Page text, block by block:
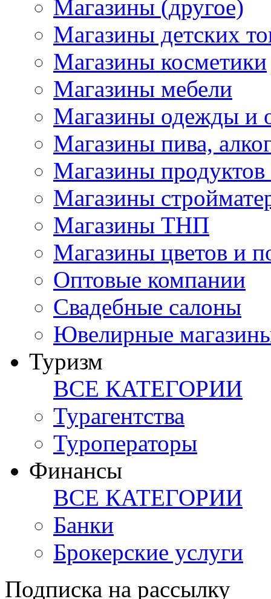
Магазины (другое)
Магазины детских
Магазины косметики
Магазины мебели
Магазины одежды и
Магазины пива,
Магазины продуктов
Магазины
Магазины ТНП
Магазины цветов и
Оптовые компании
Свадебные салоны
Ювелирные
Туризм
ВСЕ КАТЕГОРИИ
Турагентства
Туроператоры
Финансы
ВСЕ КАТЕГОРИИ
Банки
Брокерские услуги
Подписка на рассылку